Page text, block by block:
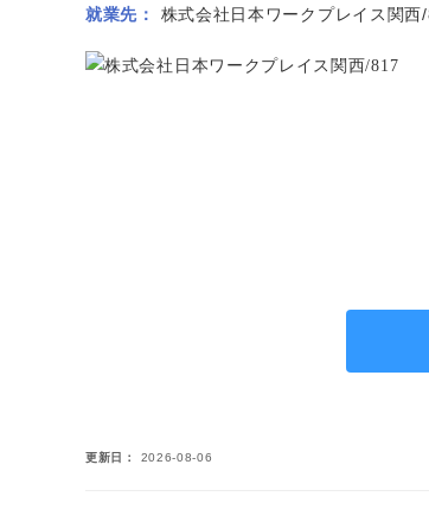
就業先 株式会社日本ワークプレイス関西
更新日 2026-08-06